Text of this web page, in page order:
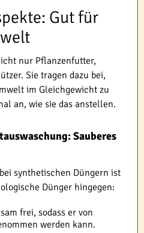
Gut für
nur Pflanzenfutter,
Sie tragen dazu bei,
im Gleichgewicht zu
an, wie sie das anstellen.
Sauberes
synthetischen Düngern ist
Dünger hingegen:
frei, sodass er von
werden kann.